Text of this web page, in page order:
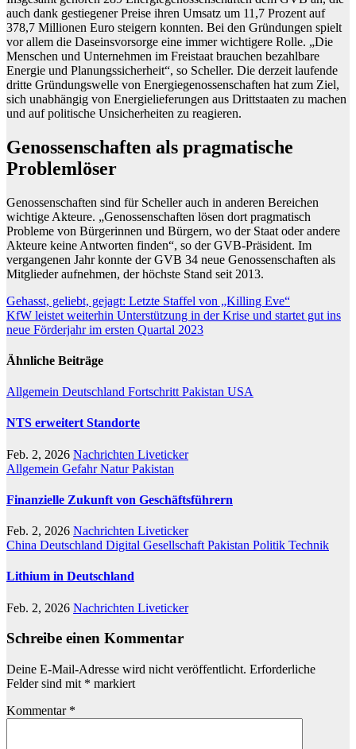
auch dank gestiegener Preise ihren Umsatz um 11,7 Prozent auf
378,7 Millionen Euro steigern konnten. Bei den Gründungen spielt
vor allem die Daseinsvorsorge eine immer wichtigere Rolle. „Die
Menschen und Unternehmen im Freistaat brauchen bezahlbare
Energie und Planungssicherheit“, so Scheller. Die derzeit laufende
dritte Gründungswelle von Energiegenossenschaften hat zum Ziel,
sich unabhängig von Energielieferungen aus Drittstaaten zu machen
und auf politische Unsicherheiten zu reagieren.
Genossenschaften als pragmatische
Problemlöser
Genossenschaften sind für Scheller auch in anderen Bereichen
wichtige Akteure. „Genossenschaften lösen dort pragmatisch
Probleme von Bürgerinnen und Bürgern, wo der Staat oder andere
Akteure keine Antworten finden“, so der GVB-Präsident. Im
vergangenen Jahr konnte der GVB 34 neue Genossenschaften als
Mitglieder aufnehmen, der höchste Stand seit 2013.
Beitragsnavigation
Gehasst, geliebt, gejagt: Letzte Staffel von „Killing Eve“
KfW leistet weiterhin Unterstützung in der Krise und startet gut ins
neue Förderjahr im ersten Quartal 2023
Ähnliche Beiträge
Allgemein Deutschland Fortschritt Pakistan USA
NTS erweitert Standorte
Feb. 2, 2026 Nachrichten Liveticker
Allgemein GefahrNaturPakistan
Finanzielle Zukunft von Geschäftsführern
Feb. 2, 2026 Nachrichten Liveticker
China Deutschland Digital Gesellschaft Pakistan Politik Technik
Lithium in Deutschland
Feb. 2, 2026 Nachrichten Liveticker
Schreibe einen Kommentar
Deine E-Mail-Adresse wird nicht veröffentlicht. Erforderliche
Felder sind mit * markiert
Kommentar *